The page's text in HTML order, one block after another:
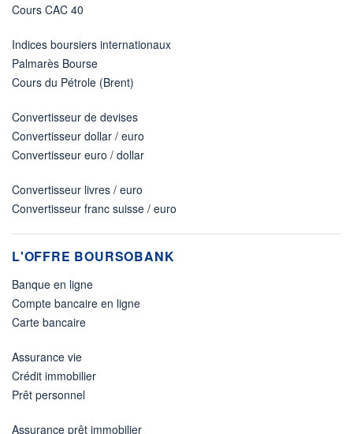
Cours CAC 40
Indices boursiers internationaux
Palmarès Bourse
Cours du Pétrole (Brent)
Convertisseur de devises
Convertisseur dollar / euro
Convertisseur euro / dollar
Convertisseur livres / euro
Convertisseur franc suisse / euro
L'OFFRE BOURSOBANK
Banque en ligne
Compte bancaire en ligne
Carte bancaire
Assurance vie
Crédit immobilier
Prêt personnel
Assurance prêt immobilier